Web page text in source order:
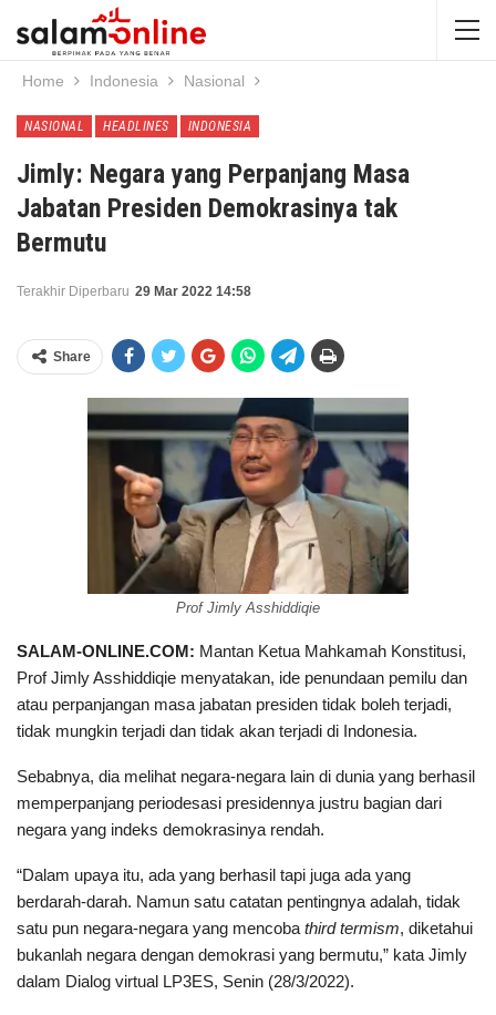
Home Indonesia Nasional
NASIONAL HEADLINES INDONESIA
Jimly: Negara yang Perpanjang Masa
Jabatan Presiden Demokrasinya tak
Bermutu
Terakhir Diperbaru 29 Mar 2022 14:58
Share
Prof Jimly Asshiddiqie
SALAM-ONLINE.COM: Mantan Ketua Mahkamah Konstitusi,
Prof Jimly Asshiddiqie menyatakan, ide penundaan pemilu dan
atau perpanjangan masa jabatan presiden tidak boleh terjadi,
tidak mungkin terjadi dan tidak akan terjadi di Indonesia.
Sebabnya, dia melihat negara-negara lain di dunia yang berhasil
memperpanjang periodesasi presidennya justru bagian dari
negara yang indeks demokrasinya rendah.
“Dalam upaya itu, ada yang berhasil tapi juga ada yang
berdarah-darah. Namun satu catatan pentingnya adalah, tidak
satu pun negara-negara yang mencoba third termism, diketahui
bukanlah negara dengan demokrasi yang bermutu,” kata Jimly
dalam Dialog virtual LP3ES, Senin (28/3/2022).